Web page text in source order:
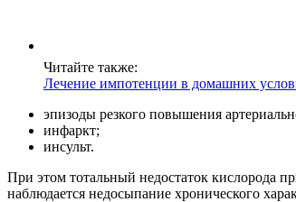
Читайте также:
Лечение импотенции в домашних
эпизоды резкого повышения
инфаркт;
инсульт.
При этом тотальный недостаток кислорода
наблюдается недосыпание хронического